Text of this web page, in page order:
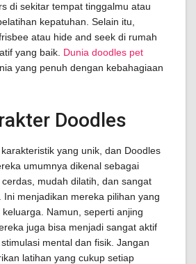
di sekitar tempat tinggalmu atau
kepatuhan. Selain itu,
atau hide and seek di rumah
yang baik. Dunia doodles pet
yang penuh dengan kebahagiaan
Doodles
yang unik, dan Doodles
umumnya dikenal sebagai
mudah dilatih, dan sangat
Ini menjadikan mereka pilihan yang
Namun, seperti anjing
juga bisa menjadi sangat aktif
mental dan fisik. Jangan
latihan yang cukup setiap